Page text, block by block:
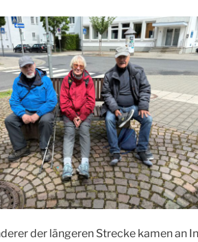
der längeren Strecke kamen an